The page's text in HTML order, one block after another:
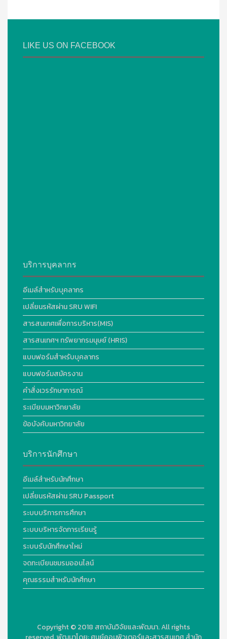
LIKE US ON FACEBOOK
บริการบุคลากร
อีเมล์สำหรับบุคลากร
เปลี่ยนรหัสผ่าน SRU WIFI
สารสนเทศเพื่อการบริหาร(MIS)
สารสนเทศฯ ทรัพยากรมนุษย์ (HRIS)
แบบฟอร์มสำหรับบุคลากร
แบบฟอร์มสมัครงาน
คำสั่งเวรรักษาการณ์
ระเบียบมหาวิทยาลัย
ข้อบังคับมหาวิทยาลัย
บริการนักศึกษา
อีเมล์สำหรับนักศึกษา
เปลี่ยนรหัสผ่าน SRU Passport
ระบบบริการการศึกษา
ระบบบริหารจัดการเรียนรู้
ระบบรับนักศึกษาใหม่
จดทะเบียนชมรมออนไลน์
คุณธรรมสำหรับนักศึกษา
Copyright © 2018 สถาบันวิจัยและพัฒนา. All rights